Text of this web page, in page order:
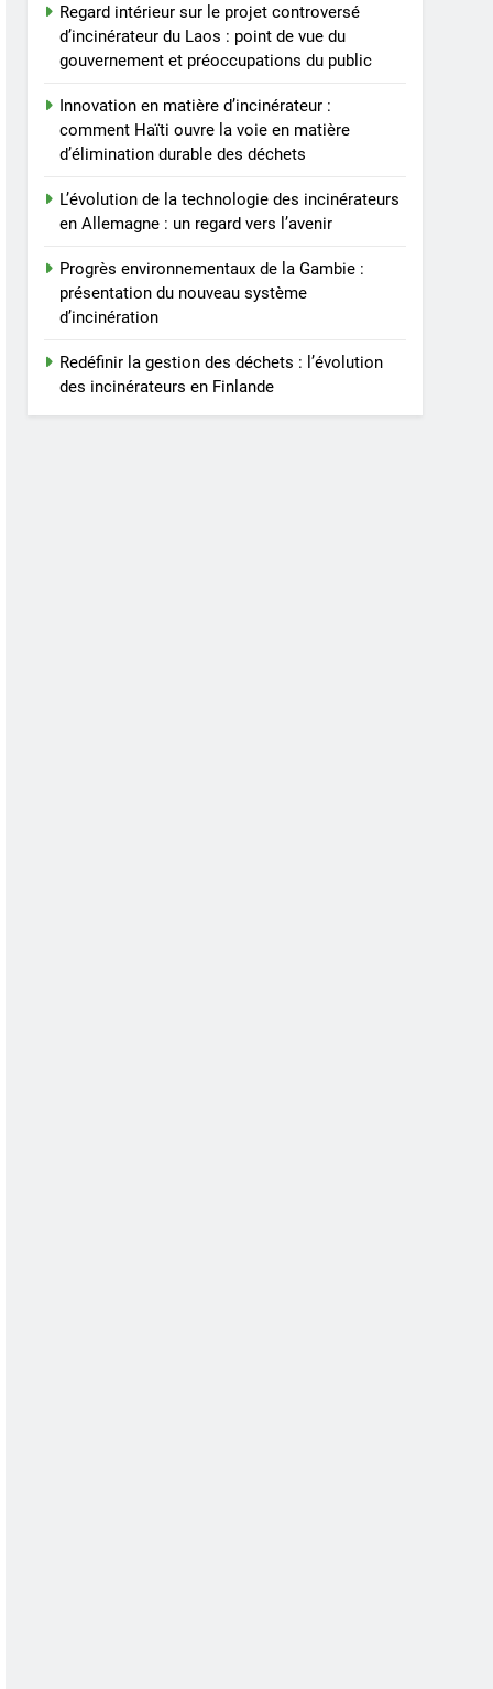
environnementaux de la
nouvelle technologie
d’incinération
AIO
Regard intérieur sur le projet controversé
d’incinérateur du Laos : point de vue du
gouvernement et préoccupations du public
Innovation en matière d’incinérateur :
comment Haïti ouvre la voie en matière
d’élimination durable des déchets
L’évolution de la technologie des incinérateurs
en Allemagne : un regard vers l’avenir
Progrès environnementaux de la Gambie :
présentation du nouveau système
d’incinération
Redéfinir la gestion des déchets : l’évolution
des incinérateurs en Finlande